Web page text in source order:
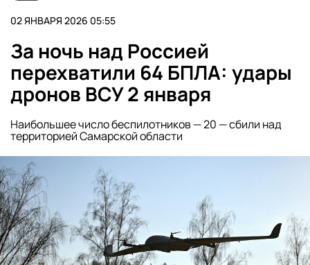
02 ЯНВАРЯ 2026 05:55
За ночь над Россией
перехватили 64 БПЛА: удары
дронов ВСУ 2 января
Наибольшее число беспилотников — 20 — сбили над
территорией Самарской области